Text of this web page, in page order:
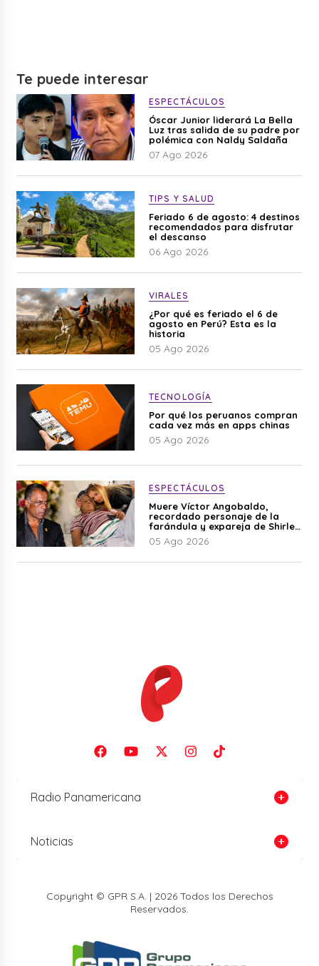
Te puede interesar
ESPECTÁCULOS
Óscar Junior liderará La Bella
Luz tras salida de su padre por
polémica con Naldy Saldaña
07 Ago 2026
TIPS Y SALUD
Feriado 6 de agosto: 4 destinos
recomendados para disfrutar
el descanso
06 Ago 2026
VIRALES
¿Por qué es feriado el 6 de
agosto en Perú? Esta es la
historia
05 Ago 2026
TECNOLOGÍA
Por qué los peruanos compran
cada vez más en apps chinas
05 Ago 2026
ESPECTÁCULOS
Muere Víctor Angobaldo,
recordado personaje de la
farándula y expareja de Shirley
Cherres
05 Ago 2026
Radio Panamericana
Noticias
Copyright © GPR S.A. | 2026 Todos los Derechos
Reservados.